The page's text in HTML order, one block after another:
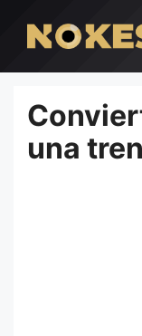
conteúdo
una